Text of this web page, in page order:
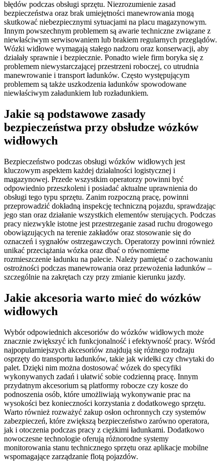
błędów podczas obsługi sprzętu. Niezrozumienie zasad
bezpieczeństwa oraz brak umiejętności manewrowania mogą
skutkować niebezpiecznymi sytuacjami na placu magazynowym.
Innym powszechnym problemem są awarie techniczne związane z
niewłaściwym serwisowaniem lub brakiem regularnych przeglądów.
Wózki widłowe wymagają stałego nadzoru oraz konserwacji, aby
działały sprawnie i bezpiecznie. Ponadto wiele firm boryka się z
problemem niewystarczającej przestrzeni roboczej, co utrudnia
manewrowanie i transport ładunków. Często występującym
problemem są także uszkodzenia ładunków spowodowane
niewłaściwym załadunkiem lub rozładunkiem.
Jakie są podstawowe zasady
bezpieczeństwa przy obsłudze wózków
widłowych
Bezpieczeństwo podczas obsługi wózków widłowych jest
kluczowym aspektem każdej działalności logistycznej i
magazynowej. Przede wszystkim operatorzy powinni być
odpowiednio przeszkoleni i posiadać aktualne uprawnienia do
obsługi tego typu sprzętu. Zanim rozpoczną pracę, powinni
przeprowadzić dokładną inspekcję techniczną pojazdu, sprawdzając
jego stan oraz działanie wszystkich elementów sterujących. Podczas
pracy niezwykle istotne jest przestrzeganie zasad ruchu drogowego
obowiązujących na terenie zakładów oraz stosowanie się do
oznaczeń i sygnałów ostrzegawczych. Operatorzy powinni również
unikać przeciążania wózka oraz dbać o równomierne
rozmieszczenie ładunku na palecie. Należy pamiętać o zachowaniu
ostrożności podczas manewrowania oraz przewożenia ładunków –
szczególnie na zakrętach czy przy zmianie kierunku jazdy.
Jakie akcesoria warto mieć do wózków
widłowych
Wybór odpowiednich akcesoriów do wózków widłowych może
znacznie zwiększyć ich funkcjonalność i efektywność pracy. Wśród
najpopularniejszych akcesoriów znajdują się różnego rodzaju
osprzęty do transportu ładunków, takie jak widełki czy chwytaki do
palet. Dzięki nim można dostosować wózek do specyfiki
wykonywanych zadań i ułatwić sobie codzienną pracę. Innym
przydatnym akcesorium są platformy robocze czy kosze do
podnoszenia osób, które umożliwiają wykonywanie prac na
wysokości bez konieczności korzystania z dodatkowego sprzętu.
Warto również rozważyć zakup osłon ochronnych czy systemów
zabezpieczeń, które zwiększą bezpieczeństwo zarówno operatora,
jak i otoczenia podczas pracy z ciężkimi ładunkami. Dodatkowo
nowoczesne technologie oferują różnorodne systemy
monitorowania stanu technicznego sprzętu oraz aplikacje mobilne
wspomagające zarządzanie flotą pojazdów.